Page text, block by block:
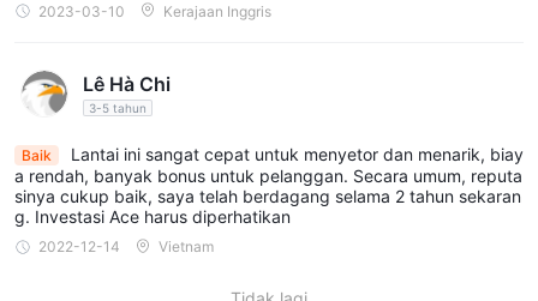
dua akun perdagangan ditawarkan di BPS CAPITAL platform,
Standar dan ECN
akun Standar serendah-rendahnya$50, sedangkan
persyaratan untuk akun ECN melonjak menjadi$1000.Akun
demojuga tersedia.
2023-03-10 Kerajaan Inggris
Lê Hà Chi
3-5 tahun
Baik
Lantai ini sangat cepat untuk menyetor dan menarik, biay
a rendah, banyak bonus untuk pelanggan. Secara umum, reputa
sinya cukup baik, saya telah berdagang selama 2 tahun sekaran
g. Investasi Ace harus diperhatikan
2022-12-14 Vietnam